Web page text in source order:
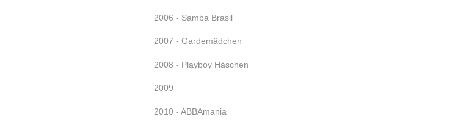
2006 - Samba Brasil
2007 - Gardemädchen
2008 - Playboy Häschen
2009
2010 - ABBAmania